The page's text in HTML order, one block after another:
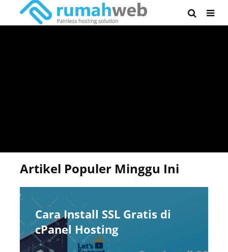
Artikel Populer Minggu Ini
Cara Install SSL Gratis di
cPanel Hosting